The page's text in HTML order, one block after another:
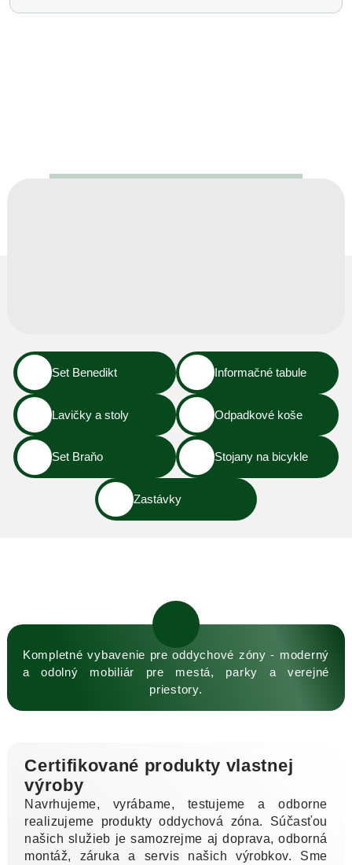
Set Benedikt Informačné tabule
Lavičky a stoly Odpadkové koše
Set Braňo Stojany na bicykle
Zastávky
Kompletné vybavenie pre oddychové zóny - moderný
a odolný mobiliár pre mestá, parky a verejné
priestory.
Certifikované produkty vlastnej
výroby
Navrhujeme, vyrábame, testujeme a odborne
realizujeme produkty oddychová zóna. Súčasťou
našich služieb je samozrejme aj doprava, odborná
montáž, záruka a servis našich výrobkov. Sme